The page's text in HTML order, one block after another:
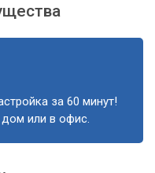
за 60 минут!
или в офис.